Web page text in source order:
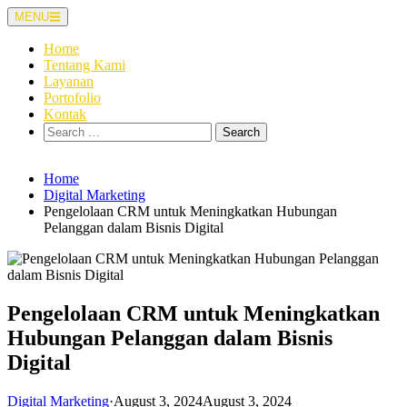
Skip
to
content
MENU
Home
Tentang Kami
Layanan
Portofolio
Kontak
Search
for:
Home
Digital Marketing
Pengelolaan CRM untuk Meningkatkan Hubungan
Pelanggan dalam Bisnis Digital
Pengelolaan CRM untuk Meningkatkan
Hubungan Pelanggan dalam Bisnis
Digital
Digital Marketing·August 3, 2024August 3, 2024